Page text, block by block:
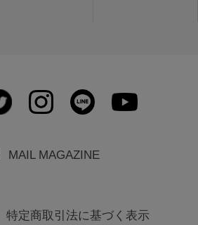
MAIL MAGAZINE
特定商取引法に基づく表示